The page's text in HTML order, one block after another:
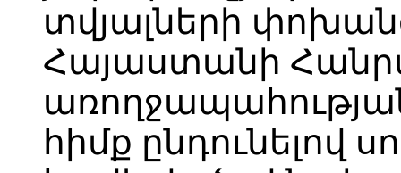
տվյալների
Հայաստանի
հիմք ընդունելով